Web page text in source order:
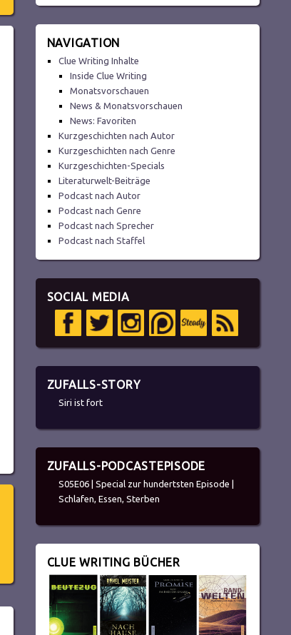
NAVIGATION
Clue Writing Inhalte
Inside Clue Writing
Monatsvorschauen
News & Monatsvorschauen
News: Favoriten
Kurzgeschichten nach Autor
Kurzgeschichten nach Genre
Kurzgeschichten-Specials
Literaturwelt-Beiträge
Podcast nach Autor
Podcast nach Genre
Podcast nach Sprecher
Podcast nach Staffel
SOCIAL MEDIA
ZUFALLS-STORY
Siri ist fort
ZUFALLS-PODCASTEPISODE
S05E06 | Special zur hundertsten Episode |
Schlafen, Essen, Sterben
CLUE WRITING BÜCHER